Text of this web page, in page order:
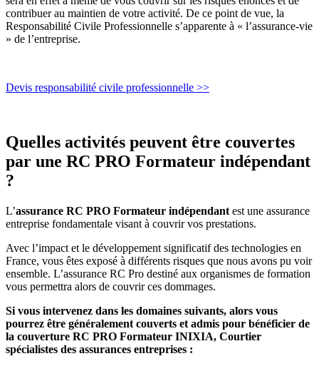
contribuer au maintien de votre activité. De ce point de vue, la
Responsabilité Civile Professionnelle s’apparente à « l’assurance-vie
» de l’entreprise.
Devis responsabilité civile professionnelle >>
Quelles activités peuvent être couvertes
par une RC PRO Formateur indépendant
?
L’assurance RC PRO Formateur indépendant est une assurance
entreprise fondamentale visant à couvrir vos prestations.
Avec l’impact et le développement significatif des technologies en
France, vous êtes exposé à différents risques que nous avons pu voir
ensemble. L’assurance RC Pro destiné aux organismes de formation
vous permettra alors de couvrir ces dommages.
Si vous intervenez dans les domaines suivants, alors vous
pourrez être généralement couverts et admis pour bénéficier de
la couverture RC PRO Formateur INIXIA, Courtier
spécialistes des assurances entreprises :